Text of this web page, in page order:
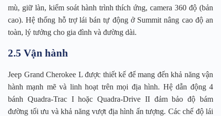
mù, giữ làn, kiểm soát hành trình thích ứng, camera 360 độ (bản
cao). Hệ thống hỗ trợ lái bán tự động ở Summit nâng cao độ an
toàn, lý tưởng cho gia đình và đường dài.
2.5 Vận hành
Jeep Grand Cherokee L được thiết kế để mang đến khả năng vận
hành mạnh mẽ và linh hoạt trên mọi địa hình. Hệ dẫn động 4
bánh Quadra-Trac I hoặc Quadra-Drive II đảm bảo độ bám
đường tối ưu và khả năng vượt địa hình ấn tượng. Các chế độ lái